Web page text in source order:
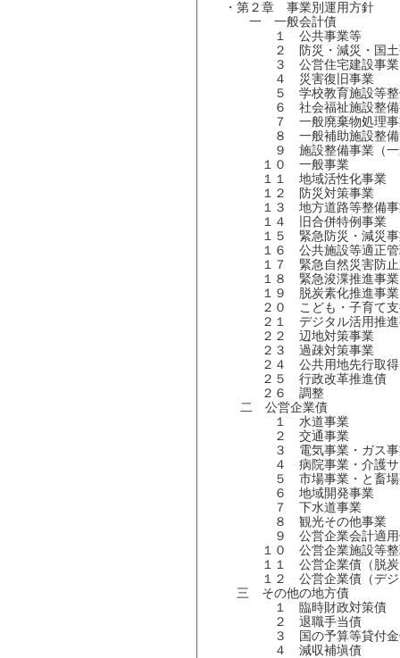
・第２章 事業別運用方針
一 一般会計債
１ 公共事業等
２ 防災・減災・国土強
３ 公営住宅建設事業
４ 災害復旧事業
５ 学校教育施設等整
６ 社会福祉施設整備
７ 一般廃棄物処理事
８ 一般補助施設整備
９ 施設整備事業（一般
１０ 一般事業
１１ 地域活性化事業
１２ 防災対策事業
１３ 地方道路等整備事
１４ 旧合併特例事業
１５ 緊急防災・減災事
１６ 公共施設等適正管
１７ 緊急自然災害防止
１８ 緊急浚渫推進事業
１９ 脱炭素化推進事業
２０ こども・子育て支
２１ デジタル活用推進
２２ 辺地対策事業
２３ 過疎対策事業
２４ 公共用地先行取得
２５ 行政改革推進債
２６ 調整
二 公営企業債
１ 水道事業
２ 交通事業
３ 電気事業・ガス事
４ 病院事業・介護サ
５ 市場事業・と畜場
６ 地域開発事業
７ 下水道事業
８ 観光その他事業
９ 公営企業会計適用
１０ 公営企業施設等整
１１ 公営企業債（脱炭
１２ 公営企業債（デジタ
三 その他の地方債
１ 臨時財政対策債
２ 退職手当債
３ 国の予算等貸付金
４ 減収補塡債